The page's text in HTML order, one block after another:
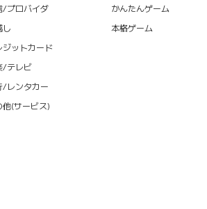
/プロバイダ
し
ジットカード
/テレビ
/レンタカー
他(サービス)
かんたんゲーム
本格ゲーム